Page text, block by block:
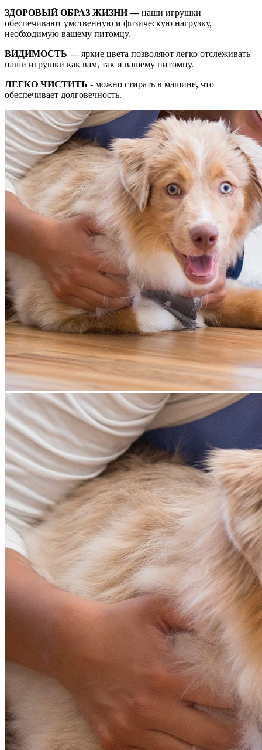
ЗДОРОВЫЙ ОБРАЗ ЖИЗНИ —наши игрушки
обеспечивают умственную и физическую нагрузку,
необходимую вашему питомцу.
ВИДИМОСТЬ —яркие цвета позволяют легко отслеживать
наши игрушки как вам, так и вашему питомцу.
ЛЕГКО ЧИСТИТЬ - можно стирать в машине, что
обеспечивает долговечность.